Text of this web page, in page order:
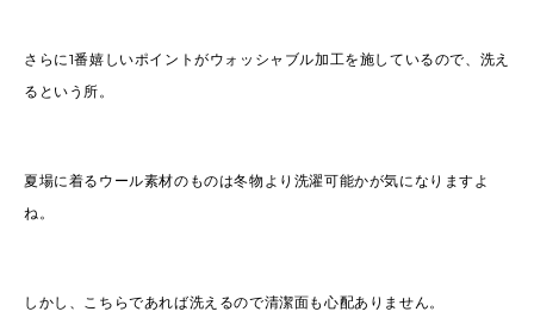
さらに1番嬉しいポイントがウォッシャブル加工を施しているので、洗え
るという所。
夏場に着るウール素材のものは冬物より洗濯可能かが気になりますよ
ね。
しかし、こちらであれば洗えるので清潔面も心配ありません。